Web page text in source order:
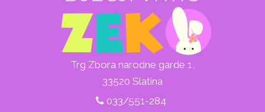
Trg Zbora narodne garde 1,
33520 Slatina
033/551-284